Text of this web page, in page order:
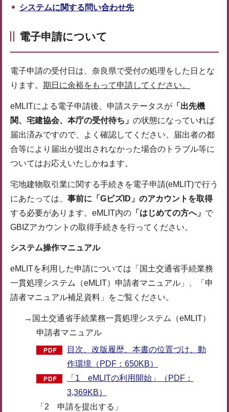
システムに関する問い合わせ先
電子申請について
電子申請の受付日は、奈良県で受付の処理をした日とな
ります。 期日に余裕をもって申請してください。
eMLITによる電子申請後、申請ステータスが 「出先機
関、宅建協会、本庁の受付待ち」 の状態になっていれば
届出済みですので、よく確認してください。届出者の都
合等により届出が提出されなかった場合のトラブル等に
ついてはお応えいたしかねます。
宅地建物取引業に関する手続きを電子申請(eMLIT)で行う
にあたっては、 事前に「GビズID」のアカウントを取得
する必要があります。eMLIT内の 「 はじめての方へ」 で
GBIZアカウントの取得手続きを行ってください。
システム操作マニュアル
eMLITを利用した申請については「国土交通省手続業務
一貫処理システム（eMLIT）申請者マニュアル」、「申
請者マニュアル補足資料」をご覧ください。
→国土交通省手続業務一貫処理システム（eMLIT）
申請者マニュアル
目次、改版履歴、本書の位置づけ、動
作環境（PDF：650KB）
「1 eMLITの利用開始」（PDF：
3,369KB）
「2 申請を提出する」